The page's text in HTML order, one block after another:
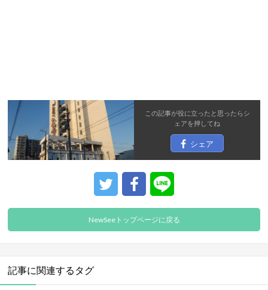
この記事が役に立ったと思ったらシ
ェアを押してね
シェア
NewSeeトップページに戻る
記事に関連するタグ